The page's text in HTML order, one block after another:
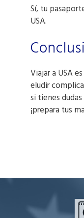
Sí, tu
USA.
Viajar a USA
eludir
si tienes
¡prepara tus